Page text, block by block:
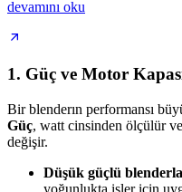
devamını oku
1. Güç ve Motor
Bir blenderın performansı
Güç, watt cinsinden ölçülür
değişir.
Düşük güçlü
yoğunlukta işler için